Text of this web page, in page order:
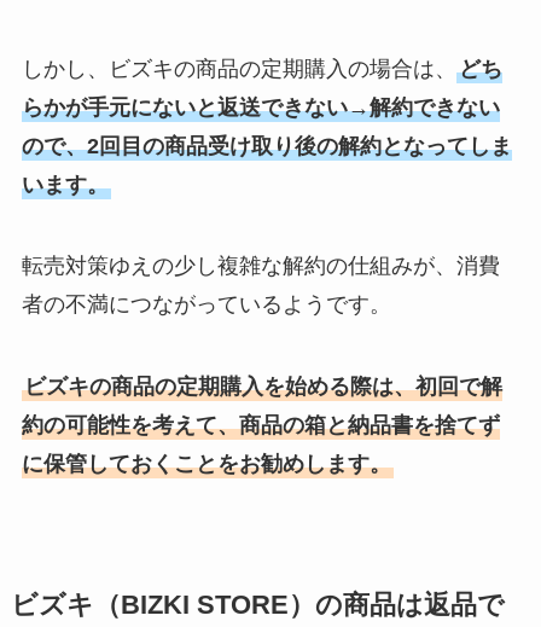
しかし、ビズキの商品の定期購入の場合は、 どち
らかが手元にないと返送できない→解約できない
ので、2回目の商品受け取り後の解約となってしま
います。
転売対策ゆえの少し複雑な解約の仕組みが、消費
者の不満につながっているようです。
ビズキの商品の定期購入を始める際は、初回で解
約の可能性を考えて、商品の箱と納品書を捨てず
に保管しておくことをお勧めします。
ビズキ（BIZKI STORE）の商品は返品で